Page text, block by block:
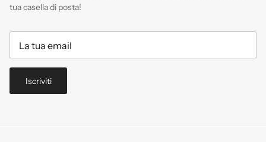
tua casella di posta!
Iscriviti